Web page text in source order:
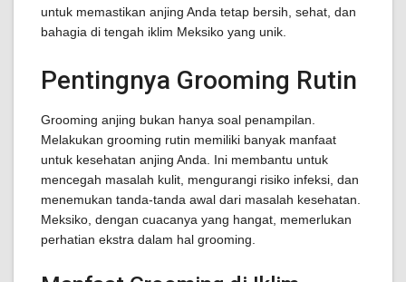
untuk memastikan anjing Anda tetap bersih, sehat, dan
bahagia di tengah iklim Meksiko yang unik.
Pentingnya Grooming Rutin
Grooming anjing bukan hanya soal penampilan.
Melakukan grooming rutin memiliki banyak manfaat
untuk kesehatan anjing Anda. Ini membantu untuk
mencegah masalah kulit, mengurangi risiko infeksi, dan
menemukan tanda-tanda awal dari masalah kesehatan.
Meksiko, dengan cuacanya yang hangat, memerlukan
perhatian ekstra dalam hal grooming.